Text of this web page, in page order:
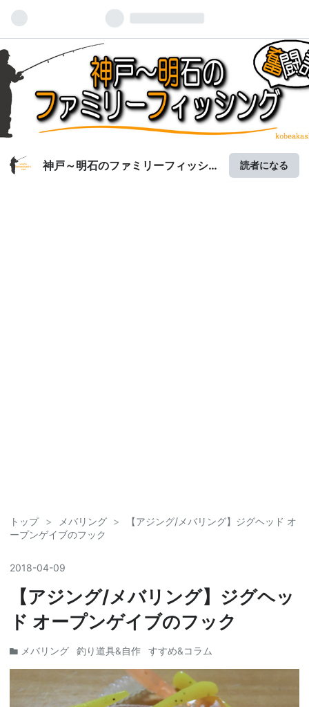
神戸～明石のファミリーフィッシ
読者になる
トップ > メバリング >
【アジング/メバリング】ジグヘッド オ
ープンゲイブのフック
2018-04-09
【アジング/メバリング】ジグヘッ
ド オープンゲイブのフック
メバリング 釣り道具&自作 すすめ&コラム